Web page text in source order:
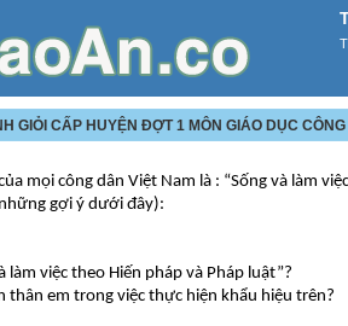
GIỎI CẤP HUYỆN ĐỢT 1 MÔN GIÁO DỤC
mọi công dân Việt Nam là : “Sống và làm
gợi ý dưới đây):
làm việc theo Hiến pháp và Pháp luật”?
thân em trong việc thực hiện khẩu hiệu trên?